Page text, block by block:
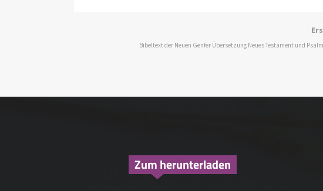
Bibeltext der Neuen Genfer Übersetzung Neues Testament und
Zum herunterladen